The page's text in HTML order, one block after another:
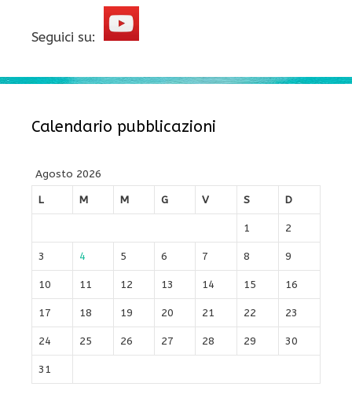
Seguici su:
Calendario pubblicazioni
Agosto 2026
L
M M G V S D
1 2
3 4 5 6 7 8 9
10 11 12 13 14 15 16
17 18 19 20 21 22 23
24 25 26 27 28 29 30
31